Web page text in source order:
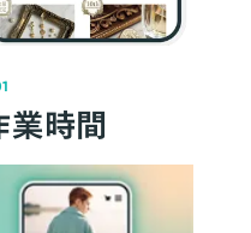
業時間